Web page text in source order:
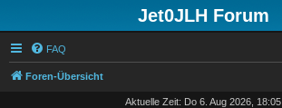
Jet0JLH Forum
FAQ
Foren-Übersicht
Aktuelle Zeit: Do 6. Aug 2026, 18:05